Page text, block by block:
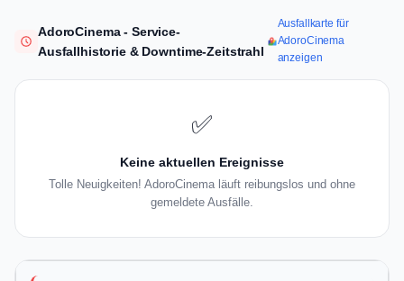
AdoroCinema - Service-
Ausfallhistorie & Downtime-Zeitstrahl
Ausfallkarte für
AdoroCinema
anzeigen
✅
Keine aktuellen Ereignisse
Tolle Neuigkeiten! AdoroCinema läuft reibungslos und ohne
gemeldete Ausfälle.